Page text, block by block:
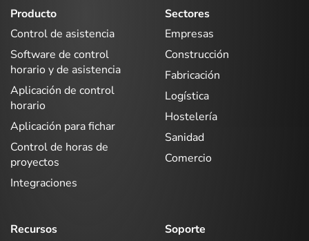
Producto
Control de asistencia
Software de control
horario y de asistencia
Aplicación de control
horario
Aplicación para fichar
Control de horas de
proyectos
Integraciones
Sectores
Empresas
Construcción
Fabricación
Logística
Hostelería
Sanidad
Comercio
Recursos
Soporte